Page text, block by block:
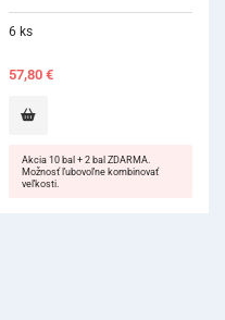
6 ks
57,80€
Akcia 10 bal + 2 bal ZDARMA.
Možnosť ľubovoľne kombinovať
veľkosti.